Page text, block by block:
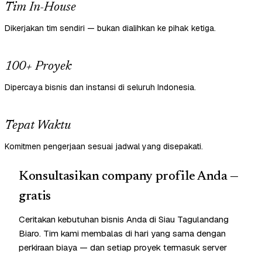
Tim In-House
Dikerjakan tim sendiri — bukan dialihkan ke pihak ketiga.
100+ Proyek
Dipercaya bisnis dan instansi di seluruh Indonesia.
Tepat Waktu
Komitmen pengerjaan sesuai jadwal yang disepakati.
Konsultasikan company profile Anda —
gratis
Ceritakan kebutuhan bisnis Anda di Siau Tagulandang
Biaro. Tim kami membalas di hari yang sama dengan
perkiraan biaya — dan setiap proyek termasuk server